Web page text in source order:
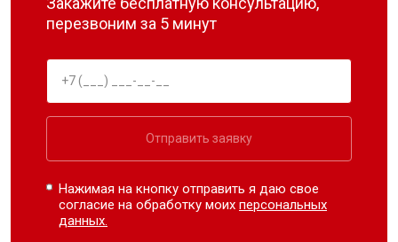
перезвоним за 5 минут
Отправить заявку
Нажимая на кнопку отправить я даю свое
согласие на обработку моихперсональных
данных.